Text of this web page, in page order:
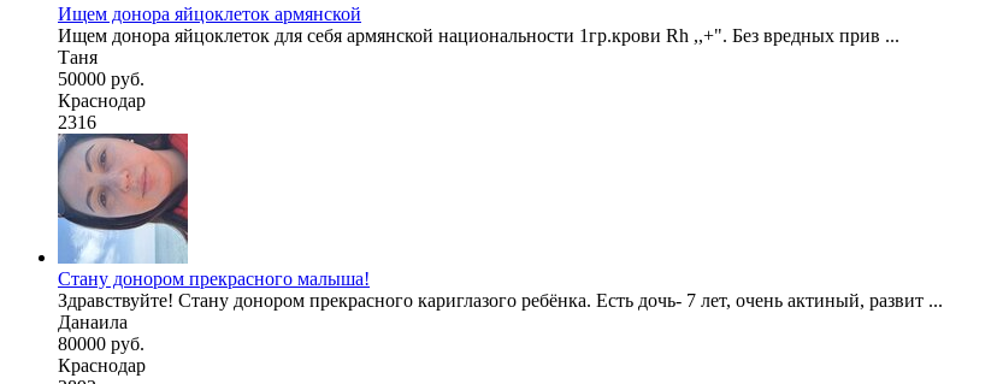
Ищем донора яйцоклеток армянской
Ищем донора яйцоклеток для себя армянской национальности 1гр.крови Rh ,,+". Без вредных прив ...
Таня
50000 руб.
Краснодар
2316
Стану донором прекрасного малыша!
Здравствуйте! Стану донором прекрасного кариглазого ребёнка. Есть дочь- 7 лет, очень актиный, развит ...
Данаила
80000 руб.
Краснодар